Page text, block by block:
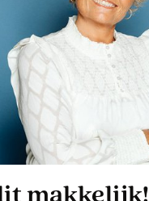
makkelijk!